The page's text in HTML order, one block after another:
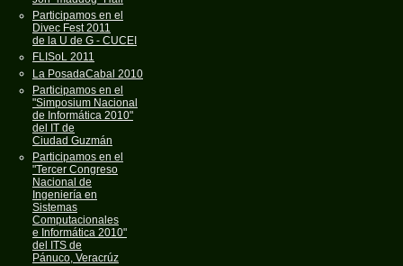
Participamos en el
Divec Fest 2011
de la U de G - CUCEI
FLISoL 2011
La PosadaCabal 2010
Participamos en el
"Simposium Nacional
de Informática 2010"
del IT de
Ciudad Guzmán
Participamos en el
"Tercer Congreso
Nacional de
Ingeniería en
Sistemas
Computacionales
e Informática 2010"
del ITS de
Pánuco, Veracrúz